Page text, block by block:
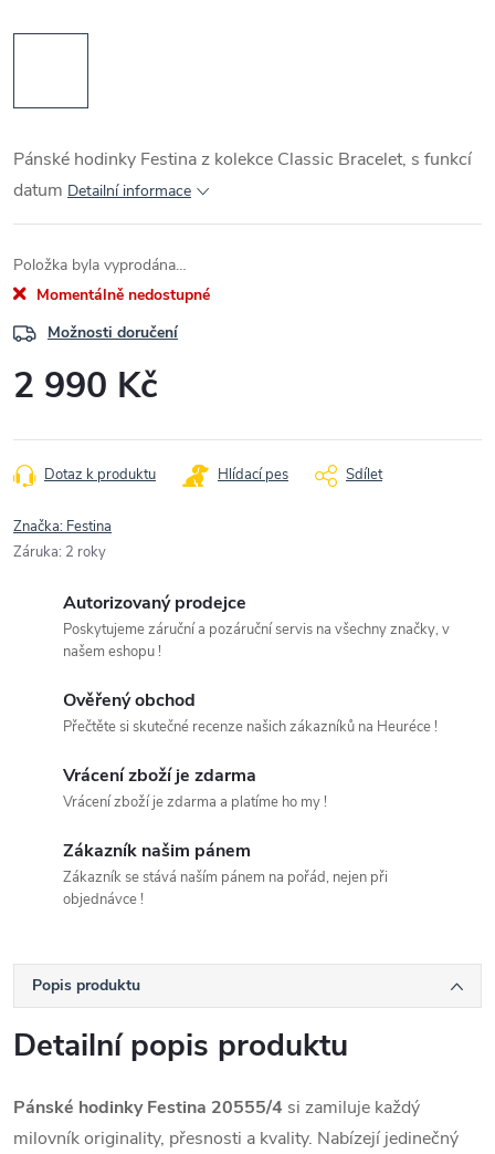
Pánské hodinky Festina z kolekce Classic Bracelet, s funkcí
datum Detailní informace
Položka byla vyprodána…
Momentálně nedostupné
Možnosti doručení
2 990 Kč
cena:
Dotaz k produktu Hlídací pes Sdílet
Značka: Festina
Záruka: 2 roky
Autorizovaný prodejce
Poskytujeme záruční a pozáruční servis na všechny značky, v
našem eshopu !
Ověřený obchod
Přečtěte si skutečné recenze našich zákazníků na Heuréce !
Vrácení zboží je zdarma
Vrácení zboží je zdarma a platíme ho my !
Zákazník našim pánem
Zákazník se stává naším pánem na pořád, nejen při
objednávce !
Popis produktu
Detailní popis produktu
Pánské hodinky Festina 20555/4 si zamiluje každý
milovník originality, přesnosti a kvality. Nabízejí jedinečný